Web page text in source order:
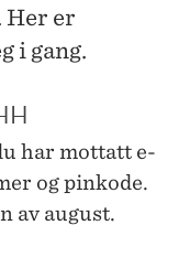
Her er
i gang.
har mottatt e-
og pinkode.
av august.